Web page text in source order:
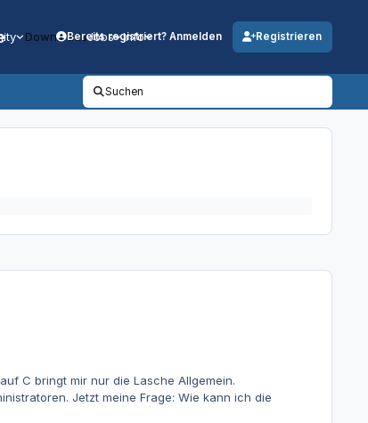
DownloadsJobs Info
Bereits registriert? Anmelden Registrieren
Suchen
C bringt mir nur die Lasche Allgemein.
Jetzt meine Frage: Wie kann ich die